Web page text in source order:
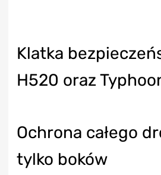
Klatka
H520 oraz
Ochrona całego
tylko boków